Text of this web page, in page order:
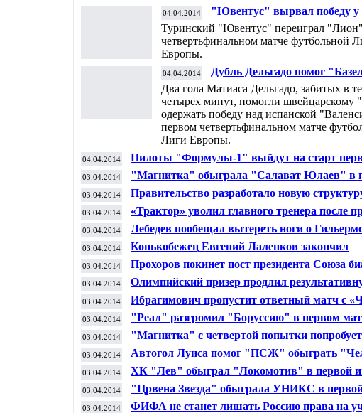
04.04.2014
"Ювентус" вырвал победу у
первом четвертьфинальном
Европы
Туринский "Ювентус" переиграл
четвертьфинальном матче футбольной
Европы.
04.04.2014
Дубль Дельгадо помог
разгромить "Валенсию" в
1/4 финала ЛЕ
Два гола Матиаса Дельгадо, забитых в
четырех минут, помогли швейцарскому
одержать победу над испанской
первом четвертьфинальном матче
Лиги Европы.
04.04.2014
Пилоты "Формулы-1" выйдут на старт
Гран-при Бахрейна
03.04.2014
"Магнитка" обыграла "Салават Юлаев" в
полуфинала плей-офф КХЛ
03.04.2014
Правительство разработало новую
ГТО
03.04.2014
«Трактор» уволил главного тренера после
сезона
03.04.2014 Лебедев пообещал вытереть ноги о
03.04.2014
Конькобежец Евгений Лаленков закончил
профессиональную карьеру
03.04.2014
Прохоров покинет пост президента Союза
России
03.04.2014
Олимпийский призер продлил
НХЛ до 10 матчей
03.04.2014 Ибрагимович пропустит ответный матч с
03.04.2014
"Реал" разгромил "Боруссию" в первом
Лиги чемпионов
03.04.2014
"Магнитка" с четвертой попытки попробует
"Салават Юлаев" в плей-офф КХЛ
03.04.2014
Автогол Луиса помог "ПСЖ" обыграть
игре 1/4 финала ЛЧ
03.04.2014
ХК "Лев" обыграл "Локомотив" в первой
финала Кубка Гагарина
03.04.2014
"Црвена Звезда" обыграла УНИКС в
полуфинала Кубка Европы
03.04.2014
ФИФА не станет лишать Россию права на